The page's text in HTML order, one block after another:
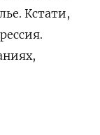
Кстати,